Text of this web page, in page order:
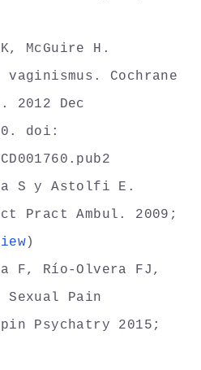
McGuire H.
Cochrane
2012 Dec
doi:
S y Astolfi E.
Pract Ambul. 2009;
)
F, Río-Olvera FJ,
Sexual Pain
Psychatry 2015;